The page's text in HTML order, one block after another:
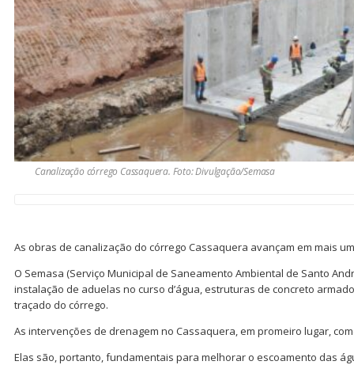
Canalização córrego Cassaquera. Foto: Divulgação/Semasa
As obras de canalização do córrego Cassaquera avançam em mais
O Semasa (Serviço Municipal de Saneamento Ambiental de Santo
instalação de aduelas no curso d’água, estruturas de concreto
traçado do córrego.
As intervenções de drenagem no Cassaquera, em promeiro lugar,
Elas são, portanto, fundamentais para melhorar o escoamento das